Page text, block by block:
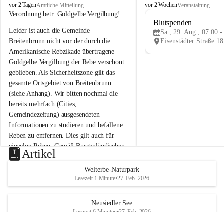
B
r
i
t
e
n
b
r
u
n
n
a
m
N
e
u
s
d
vor 2 TagenAmtliche Mitteilung
Verordnung betr. Goldgelbe Vergilbung!
Leider ist auch die Gemeinde
Breitenbrunn nicht vor der durch die
Amerikanische Rebzikade übertragene
Goldgelbe Vergilbung der Rebe verschont
geblieben. Als Sicherheitszone gilt das
gesamte Ortsgebiet von Breitenbrunn
(siehe Anhang). Wir bitten nochmal die
bereits mehrfach (Cities,
Gemeindezeitung) ausgesendeten
Informationen zu studieren und befallene
Reben zu entfernen. Dies gilt auch für
einzelne Reben. Gemäß Burgenländischen
Weinbaugesetz sind nicht gepflegte oder
unzulässige Weingärten zu roden! Bitte
helfen wir zusammen um unsere Winzer
vor den prognostizierten Ernteausfällen
und den daraus folgenden wirtschaftlichen
B
e
u
e
d
vor 2 WochenVeranstaltung
Blutspenden
Sa., 29. Aug., 07:00 -
Artikel
Welterbe-Naturpark
Lesezeit 1 Minute•27. Feb. 2026
Neusiedler See